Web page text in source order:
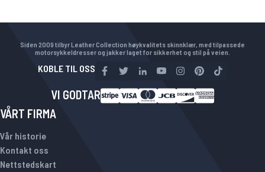
Siden 2009 tilbyr Leather Collection høykvalitets skinnklær, med tilpassede
motorsykkeldresser og jakker laget for sikkerhet og stil på veien.
KOBLE TIL OSS
VI GODTAR
VÅRT FIRMA
Vår historie
Kontakt oss
Nettstedskart